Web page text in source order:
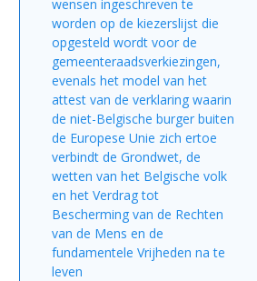
wensen ingeschreven te
worden op de kiezerslijst die
opgesteld wordt voor de
gemeenteraadsverkiezingen,
evenals het model van het
attest van de verklaring waarin
de niet-Belgische burger buiten
de Europese Unie zich ertoe
verbindt de Grondwet, de
wetten van het Belgische volk
en het Verdrag tot
Bescherming van de Rechten
van de Mens en de
fundamentele Vrijheden na te
leven